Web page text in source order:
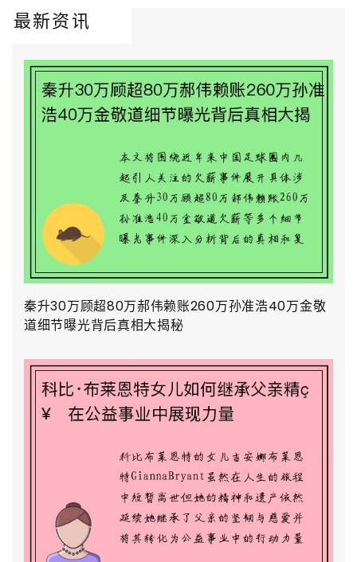
最新资讯
秦升30万顾超80万郝伟赖账260万孙准浩40万金敬
道细节曝光背后真相大揭秘